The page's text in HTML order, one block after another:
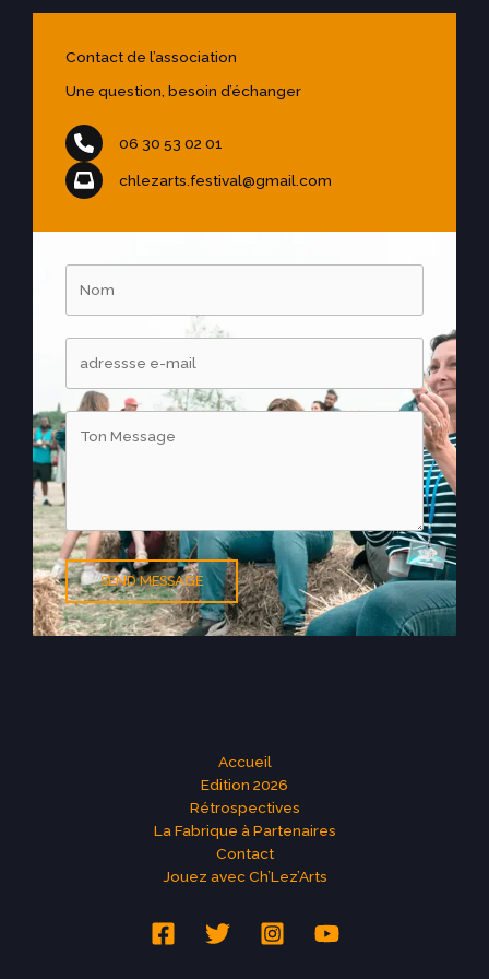
Contact de l’association
Une question, besoin d’échanger
06 30 53 02 01
chlezarts.festival@gmail.com
SEND MESSAGE
Accueil
Edition 2026
Rétrospectives
La Fabrique à Partenaires
Contact
Jouez avec Ch’Lez’Arts